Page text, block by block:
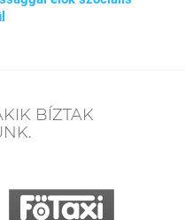
BÍZTAK